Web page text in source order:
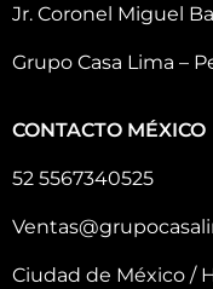
Jr. Coronel Miguel
Grupo Casa Lima –
CONTACTO MÉXICO
52 5567340525
Ciudad de México /